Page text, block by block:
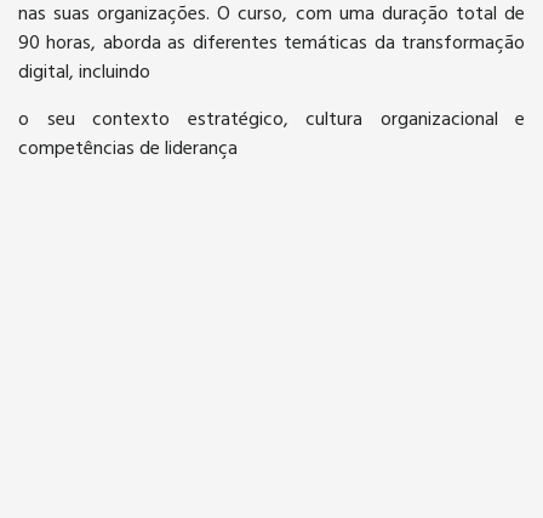
nas suas organizações. O curso, com uma duração total de
90 horas, aborda as diferentes temáticas da transformação
digital, incluindo
o seu contexto estratégico, cultura organizacional e
competências de liderança